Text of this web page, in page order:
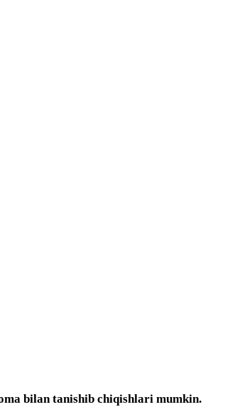
bilan tanishib chiqishlari mumkin.